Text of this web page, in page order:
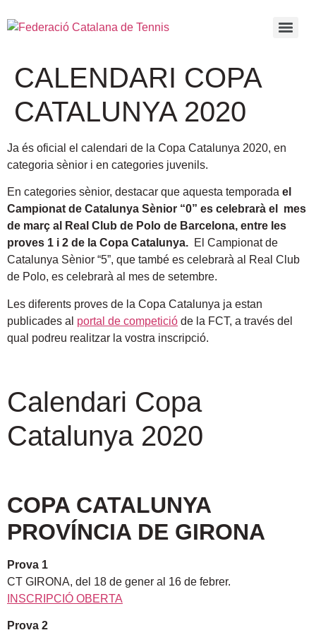
CALENDARI COPA
CATALUNYA 2020
Ja és oficial el calendari de la Copa Catalunya 2020, en
categoria sènior i en categories juvenils.
En categories sènior, destacar que aquesta temporada el
Campionat de Catalunya Sènior “0” es celebrarà el mes
de març al Real Club de Polo de Barcelona, entre les
proves 1 i 2 de la Copa Catalunya. El Campionat de
Catalunya Sènior “5”, que també es celebrarà al Real Club
de Polo, es celebrarà al mes de setembre.
Les diferents proves de la Copa Catalunya ja estan
publicades al portal de competició de la FCT, a través del
qual podreu realitzar la vostra inscripció.
Calendari Copa
Catalunya 2020
COPA CATALUNYA
PROVÍNCIA DE GIRONA
Prova 1
CT GIRONA, del 18 de gener al 16 de febrer.
INSCRIPCIÓ OBERTA
Prova 2